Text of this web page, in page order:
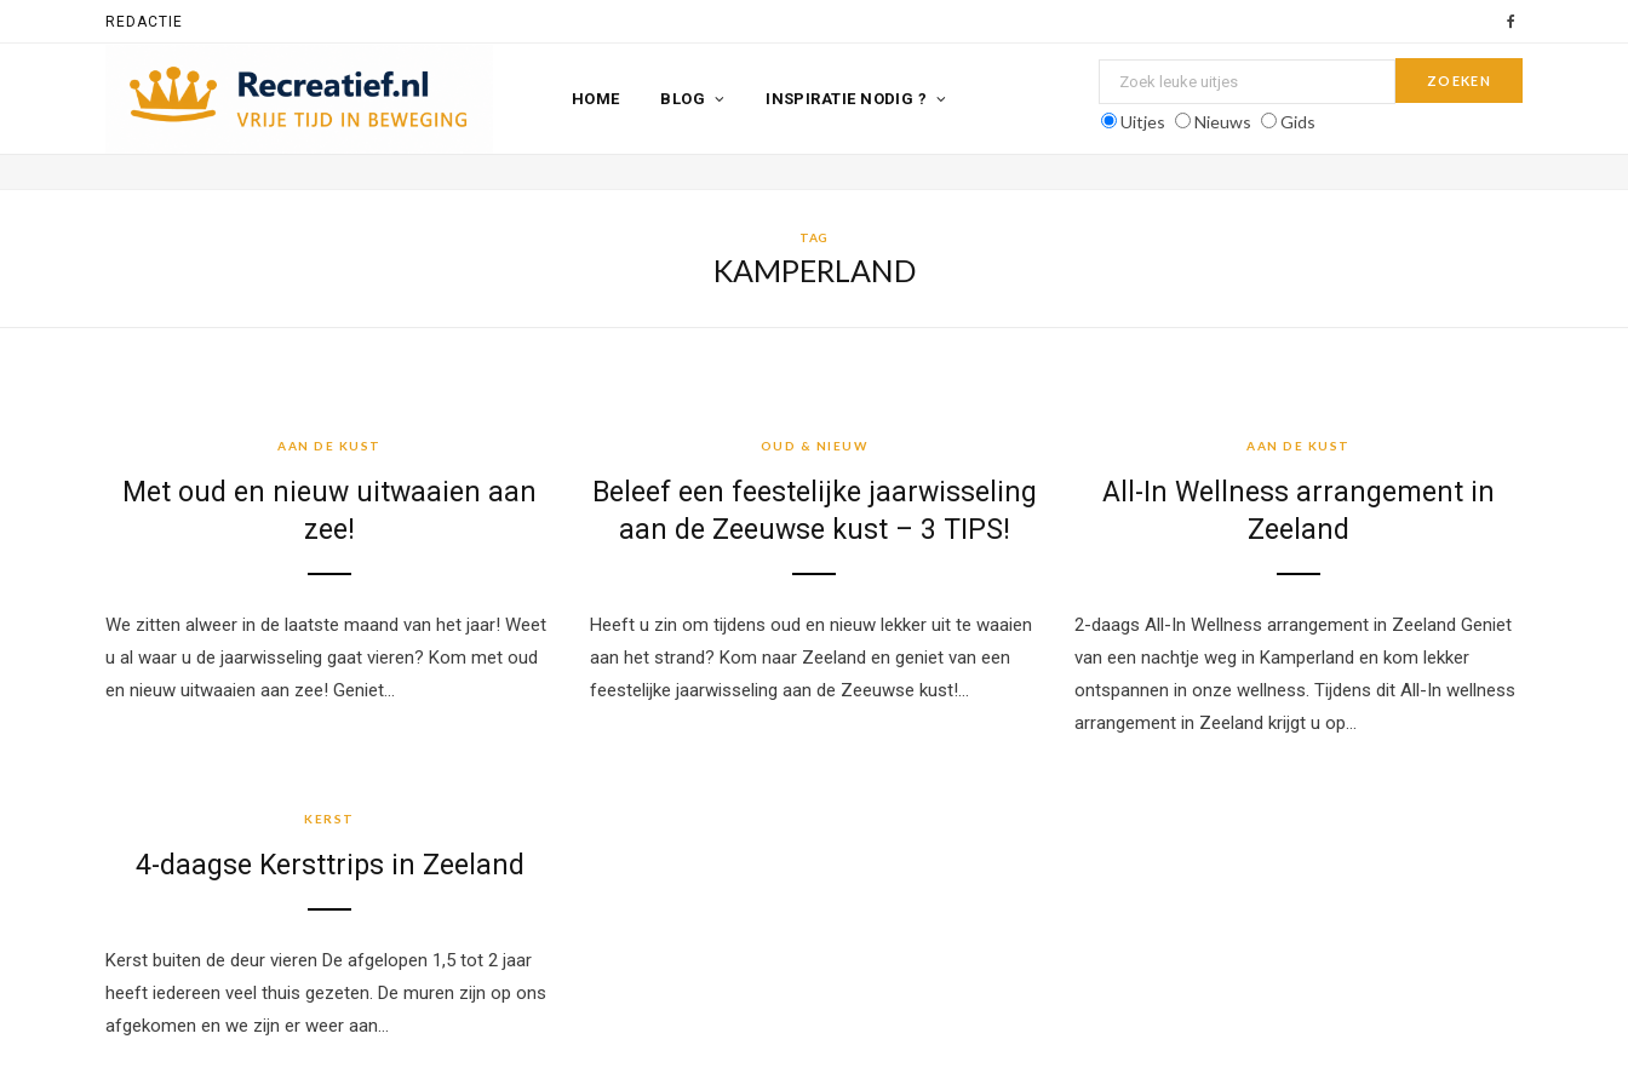
REDACTIE
c
HOME BLOG INSPIRATIE NODIG ?
Uitjes Nieuws Gids
TAG
KAMPERLAND
AAN DE KUST
Met oud en nieuw uitwaaien aan
zee!
We zitten alweer in de laatste maand van het jaar! Weet
u al waar u de jaarwisseling gaat vieren? Kom met oud
en nieuw uitwaaien aan zee! Geniet…
OUD & NIEUW
Beleef een feestelijke jaarwisseling
aan de Zeeuwse kust – 3 TIPS!
Heeft u zin om tijdens oud en nieuw lekker uit te waaien
aan het strand? Kom naar Zeeland en geniet van een
feestelijke jaarwisseling aan de Zeeuwse kust!…
AAN DE KUST
All-In Wellness arrangement in
Zeeland
2-daags All-In Wellness arrangement in Zeeland Geniet
van een nachtje weg in Kamperland en kom lekker
ontspannen in onze wellness. Tijdens dit All-In wellness
arrangement in Zeeland krijgt u op…
KERST
4-daagse Kersttrips in Zeeland
Kerst buiten de deur vieren De afgelopen 1,5 tot 2 jaar
heeft iedereen veel thuis gezeten. De muren zijn op ons
afgekomen en we zijn er weer aan…